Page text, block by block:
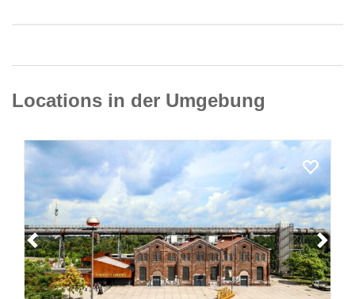
Locations in der Umgebung
Loading...